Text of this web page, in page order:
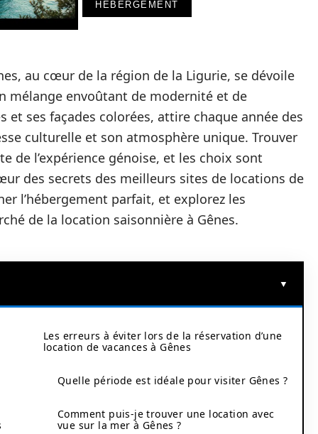
HÉBERGEMENT
au cœur de la région de la Ligurie, se dévoile
mélange envoûtant de modernité et de
ses façades colorées, attire chaque année des
culturelle et son atmosphère unique. Trouver
de l’expérience génoise, et les choix sont
des secrets des meilleurs sites de locations de
l’hébergement parfait, et explorez les
de la location saisonnière à Gênes.
Les erreurs à éviter lors de la réservation d’une
location de vacances à Gênes
Quelle période est idéale pour visiter Gênes ?
Comment puis-je trouver une location avec
vue sur la mer à Gênes ?